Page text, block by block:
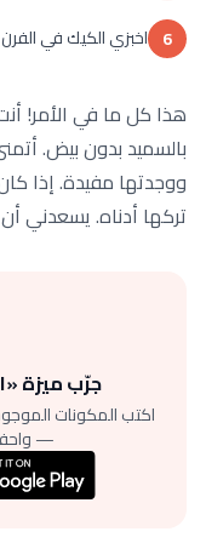
6 اخبزي الكيك في الفرن لمدّة
هذا كل ما في الأمر!
بالسميد بدون بيض.
ووجدتها مفيدة. إذا
تركها أدناه. يسعدني
جرّب ميزة
اكتب المكونات
—